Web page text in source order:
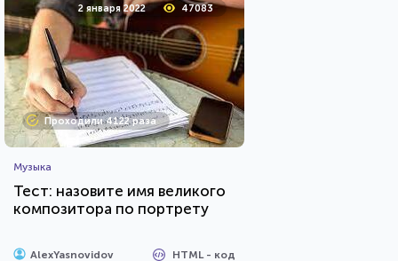
2 января 2022 47083
Проходили 4122 раза
Музыка
Тест: назовите имя великого
композитора по портрету
AlexYasnovidov HTML - код